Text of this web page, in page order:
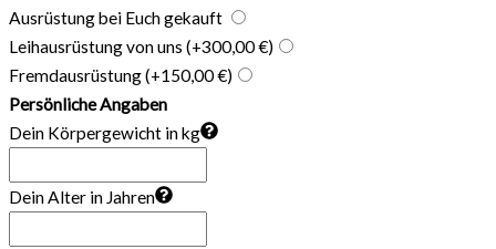
Ausrüstung bei Euch gekauft
Leihausrüstung von uns (+300,00 €)
Fremdausrüstung(+150,00 €)
Persönliche Angaben
Dein Körpergewicht in kg
Dein Alter in Jahren